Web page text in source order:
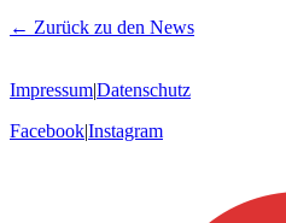
← Zurück zu den News
Impressum|Datenschutz
Facebook|Instagram